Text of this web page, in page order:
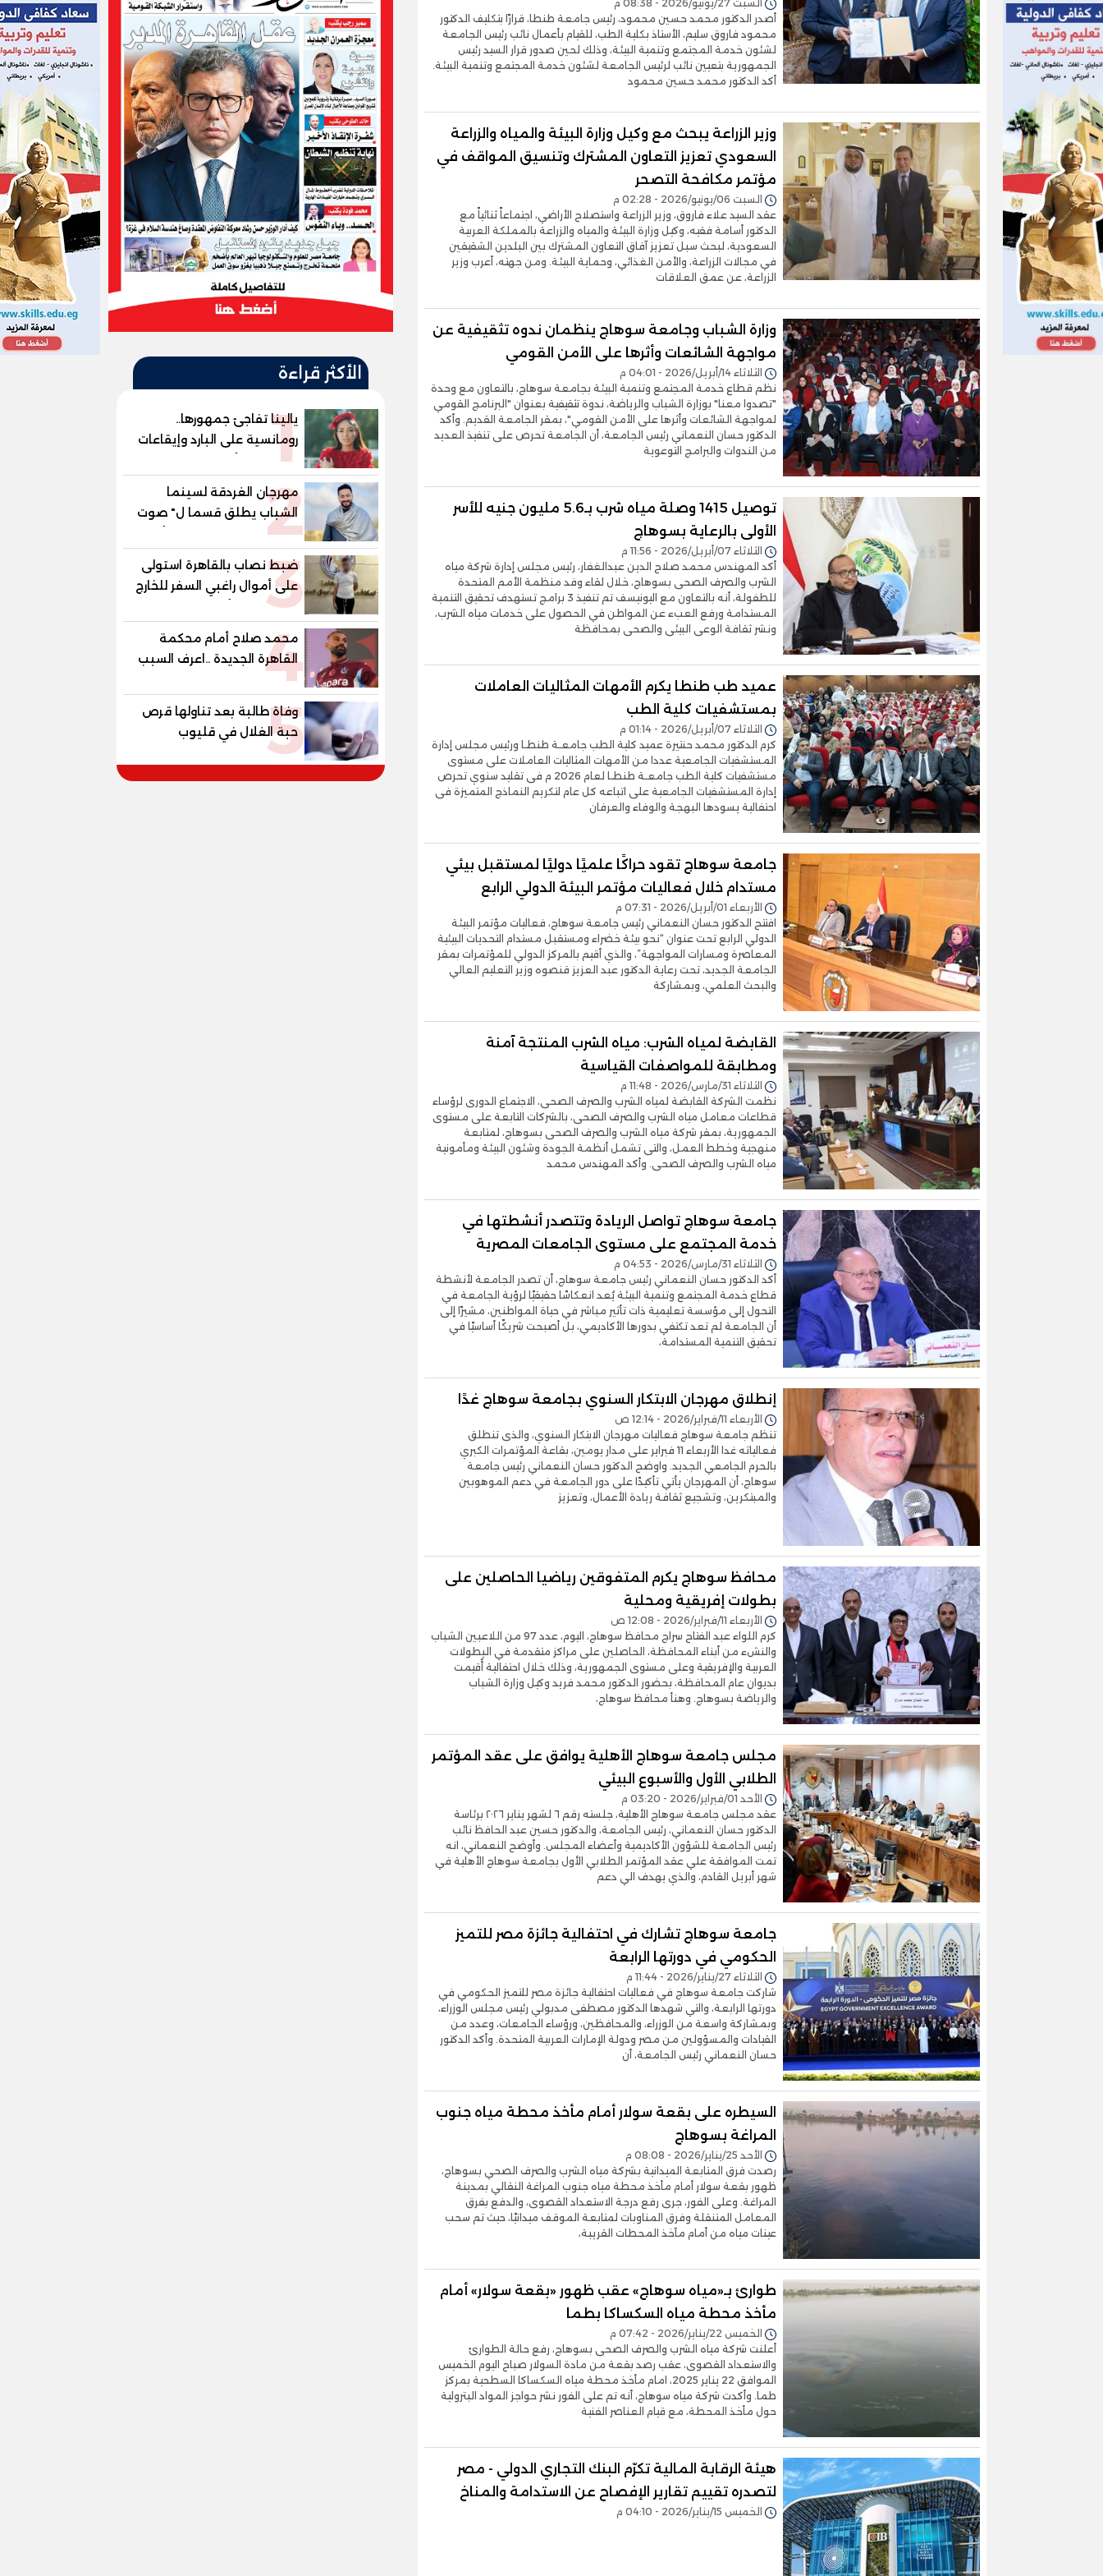
السبت 27/يونيو/2026 - 08:38 م
أصدر الدكتور محمد حسين محمود، رئيس جامعة طنطا، قرارًا بتكليف الدكتور
محمود فاروق سليم، الأستاذ بكلية الطب، للقيام بأعمال نائب رئيس الجامعة
لشئون خدمة المجتمع وتنمية البيئة، وذلك لحين صدور قرار السيد رئيس
الجمهورية بتعيين نائب لرئيس الجامعة لشئون خدمة المجتمع وتنمية البيئة.
أكد الدكتور محمد حسين محمود
وزير الزراعة يبحث مع وكيل وزارة البيئة والمياه والزراعة
السعودي تعزيز التعاون المشترك وتنسيق المواقف في
مؤتمر مكافحة التصحر
السبت 06/يونيو/2026 - 02:28 م
عقد السيد علاء فاروق، وزير الزراعة واستصلاح الأراضي، اجتماعاً ثنائياً مع
الدكتور أسامة فقيه، وكيل وزارة البيئة والمياه والزراعة بالمملكة العربية
السعودية، لبحث سبل تعزيز آفاق التعاون المشترك بين البلدين الشقيقين
في مجالات الزراعة، والأمن الغذائي، وحماية البيئة. ومن جهته، أعرب وزير
الزراعة، عن عمق العلاقات
وزارة الشباب وجامعة سوهاج ينظمان ندوه تثقيفية عن
مواجهة الشائعات وأثرها على الأمن القومي
الثلاثاء 14/أبريل/2026 - 04:01 م
نظم قطاع خدمة المجتمع وتنمية البيئة بجامعة سوهاج، بالتعاون مع وحدة
"تصدوا معنا" بوزارة الشباب والرياضة، ندوة تثقيفية بعنوان "البرنامج القومي
لمواجهة الشائعات وأثرها على الأمن القومي"، بمقر الجامعة القديم. وأكد
الدكتور حسان النعماني رئيس الجامعة، أن الجامعة تحرص على تنفيذ العديد
من الندوات والبرامج التوعوية
توصيل 1415 وصلة مياه شرب بـ5.6 مليون جنيه للأسر
الأولى بالرعاية بسوهاج
الثلاثاء 07/أبريل/2026 - 11:56 م
أكد المهندس محمد صلاح الدين عبدالغفار، رئيس مجلس إدارة شركة مياه
الشرب والصرف الصحى بسوهاج، خلال لقاء وفد منظمة الأمم المتحدة
للطفولة، أنه بالتعاون مع اليونيسف تم تنفيذ 3 برامج تستهدف تحقيق التنمية
المستدامة ورفع العبء عن المواطن في الحصول على خدمات مياه الشرب،
ونشر ثقافة الوعى البيئى والصحى بمحافظة
عميد طب طنطا يكرم الأمهات المثاليات العاملات
بمستشفيات كلية الطب
الثلاثاء 07/أبريل/2026 - 01:14 م
كرم الدكتور محمد حنتيرة عميد كلية الطب جامعـة طنطـا ورئيس مجلس إدارة
المستشفيات الجامعية عددا من الأمهات المثاليات العاملات على مستوى
مستشفيات كلية الطب جامعـة طنطـا لعام 2026 م فى تقليد سنوي تحرص
إدارة المستشفيات الجامعية على اتباعه كل عام لتكريم النماذج المتميزة فى
احتفالية يسودها البهجة والوفاء والعرفان
جامعة سوهاج تقود حراكًا علميًا دوليًا لمستقبل بيئي
مستدام خلال فعاليات مؤتمر البيئة الدولي الرابع
الأربعاء 01/أبريل/2026 - 07:31 م
افتتح الدكتور حسان النعماني رئيس جامعة سوهاج، فعاليات مؤتمر البيئة
الدولي الرابع تحت عنوان “نحو بيئة خضراء ومستقبل مستدام التحديات البيئية
المعاصرة ومسارات المواجهة”، والذي أقيم بالمركز الدولي للمؤتمرات بمقر
الجامعة الجديد، تحت رعاية الدكتور عبد العزيز قنصوه وزير التعليم العالي
والبحث العلمي، وبمشاركة
القابضة لمياه الشرب: مياه الشرب المنتجة آمنة
ومطابقة للمواصفات القياسية
الثلاثاء 31/مارس/2026 - 11:48 م
نظمت الشركة القابضة لمياه الشرب والصرف الصحى، الاجتماع الدورى لرؤساء
قطاعات معامل مياه الشرب والصرف الصحى، بالشركات التابعة على مستوى
الجمهورية، بمقر شركة مياه الشرب والصرف الصحى بسوهاج، لمتابعة
منهجية وخطط العمل، والتى تشمل أنظمة الجودة وشئون البيئة ومأمونية
مياه الشرب والصرف الصحى. وأكد المهندس محمد
جامعة سوهاج تواصل الريادة وتتصدر أنشطتها في
خدمة المجتمع على مستوى الجامعات المصرية
الثلاثاء 31/مارس/2026 - 04:53 م
أكد الدكتور حسان النعماني رئيس جامعة سوهاج، أن تصدر الجامعة لأنشطة
قطاع خدمة المجتمع وتنمية البيئة يُعد انعكاسًا حقيقيًا لرؤية الجامعة في
التحول إلى مؤسسة تعليمية ذات تأثير مباشر في حياة المواطنين، مشيرًا إلى
أن الجامعة لم تعد تكتفي بدورها الأكاديمي، بل أصبحت شريكًا أساسيًا في
تحقيق التنمية المستدامة،
إنطلاق مهرجان الابتكار السنوي بجامعة سوهاج غدًا
الأربعاء 11/فبراير/2026 - 12:14 ص
تنظم جامعة سوهاج فعاليات مهرجان الابتكار السنوي، والذى تنطلق
فعالياته غدا الأربعاء 11 فبراير على مدار يومين، بقاعة المؤتمرات الكبري
بالحرم الجامعي الجديد. واوضح الدكتور حسان النعماني رئيس جامعة
سوهاج، أن المهرجان يأتي تأكيدًا على دور الجامعة في دعم الموهوبين
والمبتكرين، وتشجيع ثقافة ريادة الأعمال، وتعزيز
محافظ سوهاج يكرم المتفوقين رياضيا الحاصلين على
بطولات إفريقية ومحلية
الأربعاء 11/فبراير/2026 - 12:08 ص
كرم اللواء عبد الفتاح سراج محافظ سوهاج، اليوم، عدد 97 من اللاعبين الشباب
والنشء من أبناء المحافظة، الحاصلين على مراكز متقدمة في البطولات
العربية والإفريقية وعلى مستوى الجمهورية، وذلك خلال احتفالية أُقيمت
بديوان عام المحافظة، بحضور الدكتور محمد فريد وكيل وزارة الشباب
والرياضة بسوهاج. وهنأ محافظ سوهاج،
مجلس جامعة سوهاج الأهلية يوافق على عقد المؤتمر
الطلابي الأول والأسبوع البيئي
الأحد 01/فبراير/2026 - 03:20 م
عقد مجلس جامعة سوهاج الأهلية، جلسته رقم ٦ لشهر يناير ٢٠٢٦ برئاسة
الدكتور حسان النعماني، رئيس الجامعة، والدكتور حسين عبد الحافظ نائب
رئيس الجامعة للشؤون الأكاديمية وأعضاء المجلس. وأوضح النعماني، انه
تمت الموافقة علي عقد المؤتمر الطلابي الأول بجامعة سوهاج الأهلية في
شهر أبريل القادم، والذي يهدف الي دعم
جامعة سوهاج تشارك في احتفالية جائزة مصر للتميز
الحكومي في دورتها الرابعة
الثلاثاء 27/يناير/2026 - 11:44 م
شاركت جامعة سوهاج في فعاليات احتفالية جائزة مصر للتميز الحكومي في
دورتها الرابعة، والتي شهدها الدكتور مصطفى مدبولي رئيس مجلس الوزراء،
وبمشاركة واسعة من الوزراء، والمحافظين، ورؤساء الجامعات، وعدد من
القيادات والمسؤولين من مصر ودولة الإمارات العربية المتحدة. وأكد الدكتور
حسان النعماني رئيس الجامعة، أن
السيطره على بقعة سولار أمام مأخذ محطة مياه جنوب
المراغة بسوهاج
الأحد 25/يناير/2026 - 08:08 م
رصدت فرق المتابعة الميدانية بشركة مياه الشرب والصرف الصحي بسوهاج،
ظهور بقعة سولار أمام مأخذ محطة مياه جنوب المراغة النقالي بمدينة
المراغة. وعلى الفور، جرى رفع درجة الاستعداد القصوى، والدفع بفرق
المعامل المتنقلة وفرق المناوبات لمتابعة الموقف ميدانيًا، حيث تم سحب
عينات مياه من أمام مآخذ المحطات القريبة،
طوارئ بـ«مياه سوهاج» عقب ظهور «بقعة سولار» أمام
مأخذ محطة مياه السكساكا بطما
الخميس 22/يناير/2026 - 07:42 م
أعلنت شركة مياه الشرب والصرف الصحى بسوهاج، رفع حالة الطوارئ
والاستعداد القصوى، عقب رصد بقعة من مادة السولار صباح اليوم الخميس
الموافق 22 يناير 2025، امام مأخذ محطة مياه السكساكا السطحية بمركز
طما. وأكدت شركة مياه سوهاج، أنه تم على الفور نشر حواجز المواد البترولية
حول مأخذ المحطة، مع قيام العناصر الفنية
هيئة الرقابة المالية تكرّم البنك التجاري الدولي - مصر
لتصدره تقييم تقارير الإفصاح عن الاستدامة والمناخ
الخميس 15/يناير/2026 - 04:10 م
الأكثر قراءة
1
يالينا تفاجئ جمهورها..
رومانسية على البارد وإيقاعات
ساخنة في أحدث كليباتها
2
مهرجان الغردقة لسينما
الشباب يطلق قسما ل" صوت
السينما" ..وحمادة هلال أول
3
ضبط نصاب بالقاهرة استولى
على أموال راغبي السفر للخارج
بزعم توفير تأشيرات
4
محمد صلاح أمام محكمة
القاهرة الجديدة ..اعرف السبب
5
وفاة طالبة بعد تناولها قرص
حبة الغلال في قليوب